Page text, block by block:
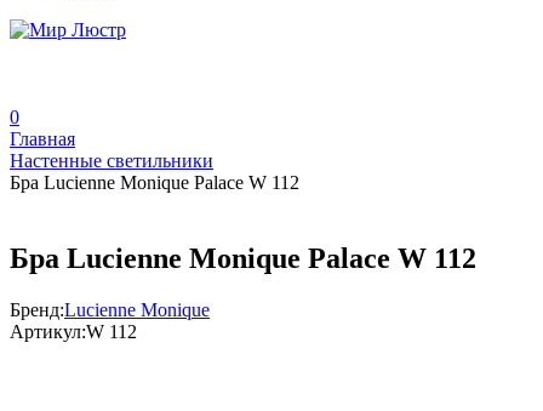
0
Главная
Настенные светильники
Бра Lucienne Monique Palace W 112
Бра Lucienne Monique Palace W 112
Бренд:Lucienne Monique
Артикул:W 112